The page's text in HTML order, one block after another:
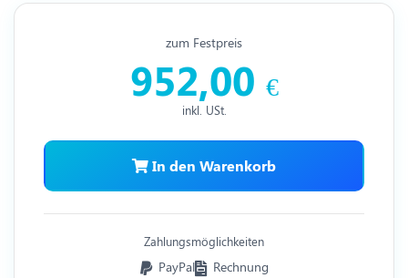
zum Festpreis
952,00 €
inkl. USt.
In den Warenkorb
Zahlungsmöglichkeiten
PayPal Rechnung